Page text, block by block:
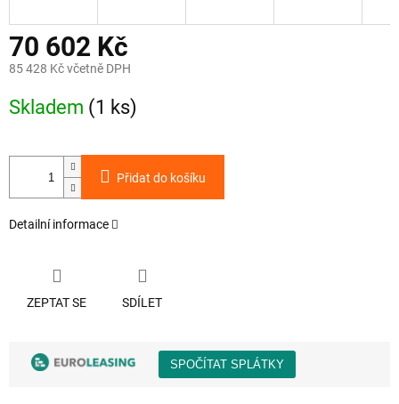
70 602 Kč
85 428 Kč včetně DPH
cena:
Skladem (1 ks)
Přidat do košíku
Detailní informace
ZEPTAT SE SDÍLET